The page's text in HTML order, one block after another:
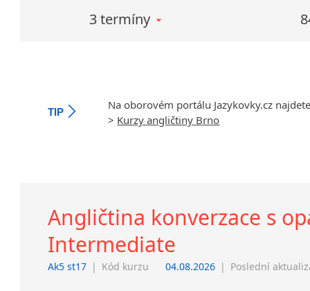
3 termíny
TIP
Na oborovém portálu Jazykovky.cz
> Kurzy angličtiny Brno
Angličtina konverzace s
Intermediate
Ak5 st17 | Kód kurzu 04.08.2026 | Poslední